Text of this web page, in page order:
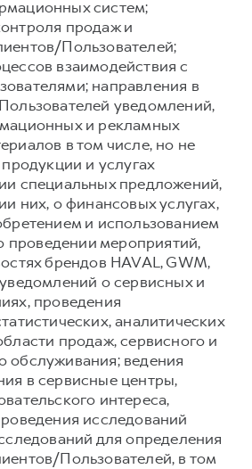
систем;
продаж и
Пользователей;
взаимодействия с
направления в
уведомлений,
и рекламных
в том числе, но не
и услугах
специальных предложений,
них, о финансовых услугах,
и использованием
проведении мероприятий,
брендов HAVAL, GWM,
уведомлений о сервисных и
проведения
аналитических
продаж, сервисного и
обслуживания; ведения
в сервисные центры,
интереса,
исследований
для определения
Пользователей, в том